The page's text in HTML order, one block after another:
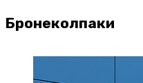
Бронеколпаки